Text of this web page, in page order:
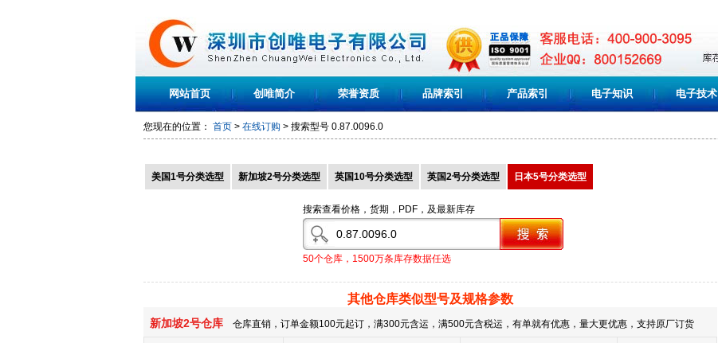
网站首页 创唯简介 荣誉资质 品牌索引 产品索引 电子知识 电子技术
您现在的位置： 首页 > 在线订购 > 搜索型号 0.87.0096.0
美国1号分类选型 新加坡2号分类选型 英国10号分类选型 英国2号分类选型 日本5号分类选型
搜索查看价格，货期，PDF，及最新库存
50个仓库，1500万条库存数据任选
其他仓库类似型号及规格参数
新加坡2号仓库 仓库直销，订单金额100元起订，满300元含运，满500元含税运，有单就有优惠，量大更优惠，支持原厂订货